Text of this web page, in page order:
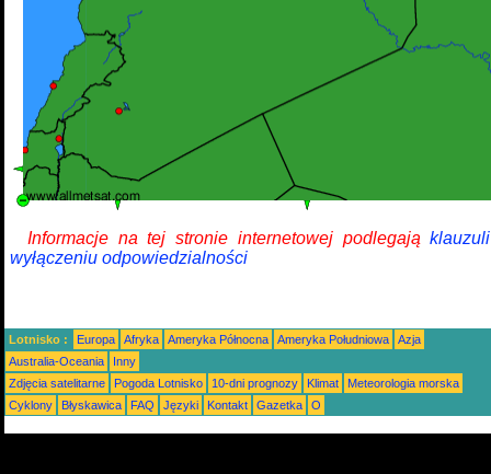
Informacje na tej stronie internetowej podlegają
wyłączeniu odpowiedzialności
Lotnisko : Europa Afryka Ameryka Północna Ameryka Południowa
Azja
Australia-Oceania
Inny
Zdjęcia satelitarne
Pogoda Lotnisko 10-dni prognozy Klimat
Meteorologia morska
Cyklony
Błyskawica FAQ Języki Kontakt Gazetka O